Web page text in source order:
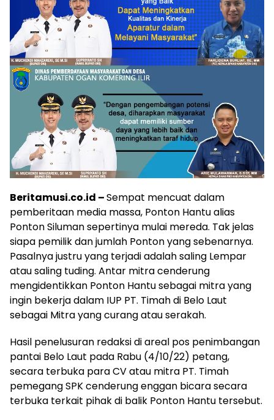
Beritamusi.co.id –Sempat mencuat dalam
pemberitaan media massa, Ponton Hantu alias
Ponton Siluman sepertinya mulai mereda. Tak jelas
siapa pemilik dan jumlah Ponton yang sebenarnya.
Pasalnya justru yang terjadi adalah saling Lempar
atau saling tuding. Antar mitra cenderung
mengidentikkan Ponton Hantu sebagai mitra yang
ingin bekerja dalam IUP PT. Timah di Belo Laut
sebagai Mitra yang curang atau serakah.
Hasil penelusuran redaksi di areal pos penimbangan
pantai Belo Laut pada Rabu (4/10/22) petang,
secara terbuka para CV atau mitra PT. Timah
pemegang SPK cenderung enggan bicara secara
terbuka terkait pihak di balik Ponton Hantu tersebut.